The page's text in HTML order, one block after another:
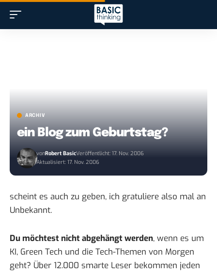
ARCHIV
ein Blog zum Geburtstag?
vonRobert BasicVeröffentlicht: 17. Nov. 2006
Aktualisiert: 17. Nov. 2006
scheint es auch zu geben, ich gratuliere also mal an
Unbekannt.
Du möchtest nicht abgehängt werden, wenn es um
KI, Green Tech und die Tech-Themen von Morgen
geht? Über 12.000 smarte Leser bekommen jeden